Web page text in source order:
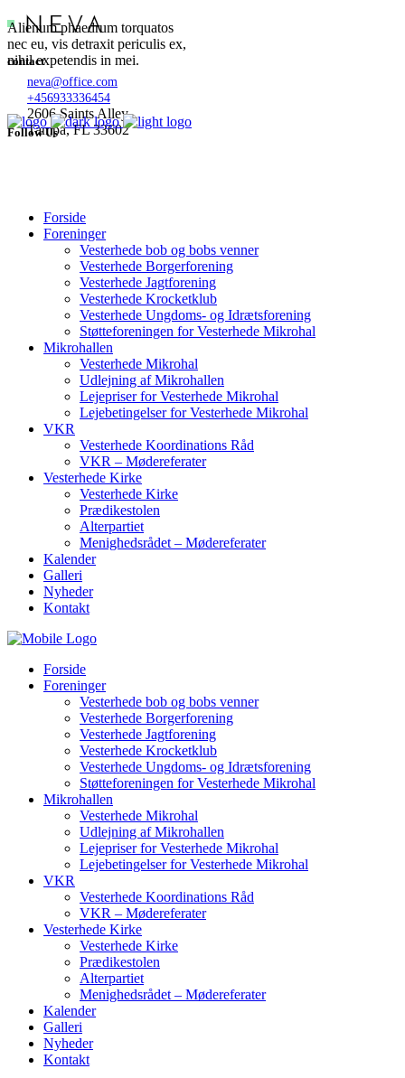
Alienum phaedrum torquatos
nec eu, vis detraxit periculis ex,
nihil expetendis in mei.
contact
neva@office.com
+456933336454
2606 Saints Alley
Tampa, FL 33602
Follow Us
Forside
Foreninger
Vesterhede bob og bobs venner
Vesterhede Borgerforening
Vesterhede Jagtforening
Vesterhede Krocketklub
Vesterhede Ungdoms- og Idrætsforening
Støtteforeningen for Vesterhede Mikrohal
Mikrohallen
Vesterhede Mikrohal
Udlejning af Mikrohallen
Lejepriser for Vesterhede Mikrohal
Lejebetingelser for Vesterhede Mikrohal
VKR
Vesterhede Koordinations Råd
VKR – Mødereferater
Vesterhede Kirke
Vesterhede Kirke
Prædikestolen
Alterpartiet
Menighedsrådet – Mødereferater
Kalender
Galleri
Nyheder
Kontakt
Forside
Foreninger
Vesterhede bob og bobs venner
Vesterhede Borgerforening
Vesterhede Jagtforening
Vesterhede Krocketklub
Vesterhede Ungdoms- og Idrætsforening
Støtteforeningen for Vesterhede Mikrohal
Mikrohallen
Vesterhede Mikrohal
Udlejning af Mikrohallen
Lejepriser for Vesterhede Mikrohal
Lejebetingelser for Vesterhede Mikrohal
VKR
Vesterhede Koordinations Råd
VKR – Mødereferater
Vesterhede Kirke
Vesterhede Kirke
Prædikestolen
Alterpartiet
Menighedsrådet – Mødereferater
Kalender
Galleri
Nyheder
Kontakt